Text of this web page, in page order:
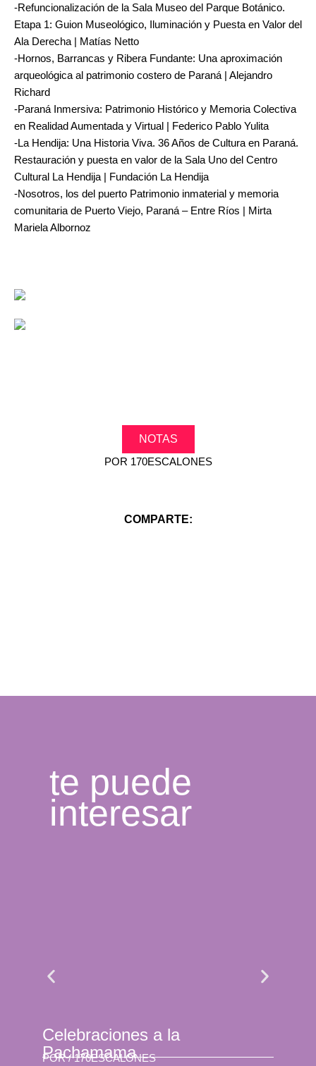
-Refuncionalización de la Sala Museo del Parque Botánico.
Etapa 1: Guion Museológico, Iluminación y Puesta en Valor del
Ala Derecha | Matías Netto
-Hornos, Barrancas y Ribera Fundante: Una aproximación
arqueológica al patrimonio costero de Paraná | Alejandro
Richard
-Paraná Inmersiva: Patrimonio Histórico y Memoria Colectiva
en Realidad Aumentada y Virtual | Federico Pablo Yulita
-La Hendija: Una Historia Viva. 36 Años de Cultura en Paraná.
Restauración y puesta en valor de la Sala Uno del Centro
Cultural La Hendija | Fundación La Hendija
-Nosotros, los del puerto Patrimonio inmaterial y memoria
comunitaria de Puerto Viejo, Paraná – Entre Ríos | Mirta
Mariela Albornoz
NOTAS
POR 170ESCALONES
COMPARTE:
te puede
interesar
Celebraciones a la
Pachamama
POR /170ESCALONES